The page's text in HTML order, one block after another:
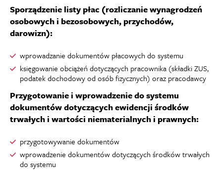
Sporządzenie listy płac (rozliczanie wynagrodzeń
osobowych i bezosobowych, przychodów,
darowizn):
wprowadzanie dokumentów płacowych do systemu
księgowanie obciążeń dotyczących pracownika (składki ZUS,
podatek dochodowy od osób fizycznych) oraz pracodawcy
Przygotowanie i wprowadzenie do systemu
dokumentów dotyczących ewidencji środków
trwałych i wartości niematerialnych i prawnych:
przygotowywanie dokumentów
wprowadzenie dokumentów dotyczących środków trwałych
do systemu